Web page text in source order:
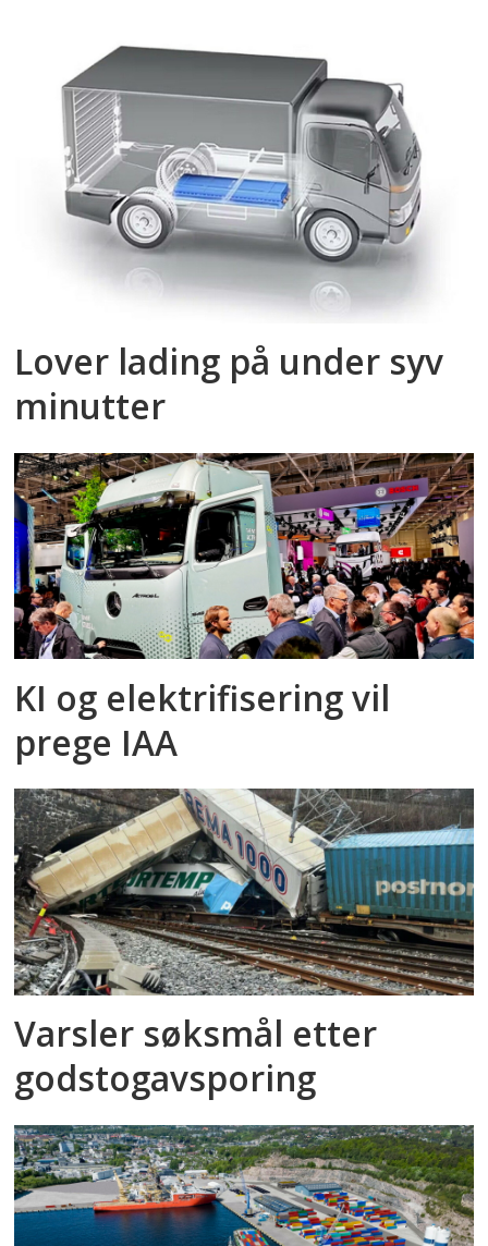
Lover lading på under syv
minutter
KI og elektrifisering vil
prege IAA
Varsler søksmål etter
godstog­avsporing